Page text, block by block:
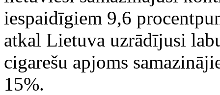
iespaidīgiem 9,6
atkal Lietuva uzrādījusi
cigarešu apjoms
15%.